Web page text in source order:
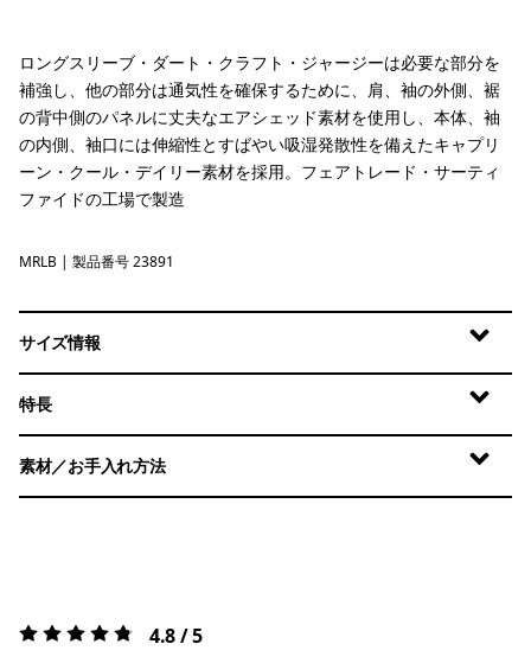
ロングスリーブ・ダート・クラフト・ジャージーは必要な部分を
補強し、他の部分は通気性を確保するために、肩、袖の外側、裾
の背中側のパネルに丈夫なエアシェッド素材を使用し、本体、袖
の内側、袖口には伸縮性とすばやい吸湿発散性を備えたキャプリ
ーン・クール・デイリー素材を採用。フェアトレード・サーティ
ファイドの工場で製造
Marlow Brown
MRLB | 製品番号 23891
サイズ情報
特長
素材／お手入れ方法
評価:4.8 / 5 4.8 / 5